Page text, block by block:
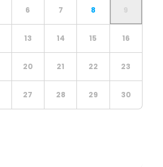
6 7 8 9
13 14 15 16
20 21 22 23
27 28 29 30